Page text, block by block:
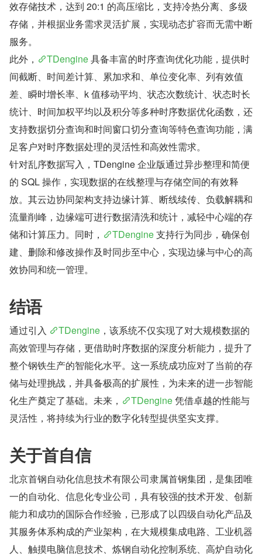
效存储技术，达到 20:1 的高压缩比，支持冷热分离、多级
存储，并根据业务需求灵活扩展，实现动态扩容而无需中断
服务。
此外，
TDengine 具备丰富的时序查询优化功能，提供时
间截断、时间差计算、累加求和、单位变化率、列有效值
差、瞬时增长率、k 值移动平均、状态次数统计、状态时长
统计、时间加权平均以及积分等多种时序数据优化函数，还
支持数据切分查询和时间窗口切分查询等特色查询功能，满
足客户对时序数据处理的灵活性和高效性需求。
针对乱序数据写入，TDengine 企业版通过异步整理和简便
的 SQL 操作，实现数据的在线整理与存储空间的有效释
放。其云边协同架构支持边缘计算、断线续传、负载解耦和
流量削峰，边缘端可进行数据清洗和统计，减轻中心端的存
储和计算压力。同时，
TDengine 支持行为同步，确保创
建、删除和修改操作及时同步至中心，实现边缘与中心的高
效协同和统一管理。
结语
通过引入 TDengine ，该系统不仅实现了对大规模数据的
高效管理与存储，更借助时序数据的深度分析能力，提升了
整个钢铁生产的智能化水平。这一系统成功应对了当前的存
储与处理挑战，并具备极高的扩展性，为未来的进一步智能
化生产奠定了基础。未来，
TDengine 凭借卓越的性能与
灵活性，将持续为行业的数字化转型提供坚实支撑。
关于首自信
北京首钢自动化信息技术有限公司隶属首钢集团，是集团唯
一的自动化、信息化专业公司，具有较强的技术开发、创新
能力和成功的国际合作经验，已形成了以四级自动化产品及
其服务体系构成的产业架构，在大规模集成电路、工业机器
人、触摸电脑信息技术、炼钢自动化控制系统、高炉自动化